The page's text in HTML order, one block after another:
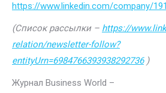
https://www.linkedin.com/company/
(Список рассылки – https://
relation/newsletter-follow?
entityUrn=6984766393938292736)
Журнал Business World –